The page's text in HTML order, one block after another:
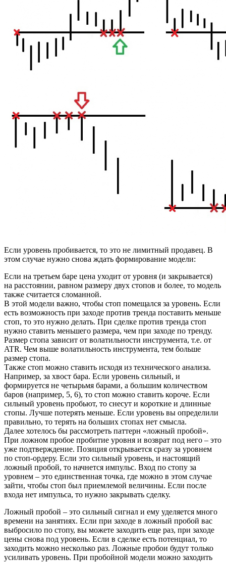
Если уровень пробивается, то это не лимитный продавец. В
этом случае нужно снова ждать формирование модели:
Если на третьем баре цена уходит от уровня (и закрывается)
на расстоянии, равном размеру двух стопов и более, то модель
также считается сломанной.
В этой модели важно, чтобы стоп помещался за уровень. Если
есть возможность при заходе против тренда поставить меньше
стоп, то это нужно делать. При сделке против тренда стоп
нужно ставить меньшего размера, чем при заходе по тренду.
Размер стопа зависит от волатильности инструмента, т.е. от
ATR. Чем выше волатильность инструмента, тем больше
размер стопа.
Также стоп можно ставить исходя из технического анализа.
Например, за хвост бара. Если уровень сильный, и
формируется не четырьмя барами, а большим количеством
баров (например, 5, 6), то стоп можно ставить короче. Если
сильный уровень пробьют, то снесут и короткие и длинные
стопы. Лучше потерять меньше. Если уровень вы определили
правильно, то терять на больших стопах нет смысла.
Далее хотелось бы рассмотреть паттерн «ложный пробой».
При ложном пробое пробитие уровня и возврат под него – это
уже подтверждение. Позиция открывается сразу за уровнем
по стоп-ордеру. Если это сильный уровень, и настоящий
ложный пробой, то начнется импульс. Вход по стопу за
уровнем – это единственная точка, где можно в этом случае
зайти, чтобы стоп был приемлемой величины. Если после
входа нет импульса, то нужно закрывать сделку.
Ложный пробой – это сильный сигнал и ему уделяется много
времени на занятиях. Если при заходе в ложный пробой вас
выбросило по стопу, вы можете заходить еще раз, при заходе
цены снова под уровень. Если в сделке есть потенциал, то
заходить можно несколько раз. Ложные пробои будут только
усиливать уровень. При пробойной модели можно заходить